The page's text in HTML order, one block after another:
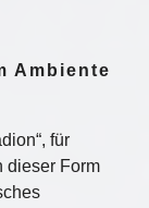
Ambiente
für
dieser Form